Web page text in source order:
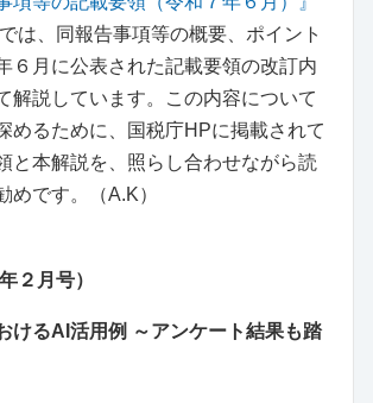
では、同報告事項等の概要、ポイント
６月に公表された記載要領の改訂内
解説しています。この内容について
めるために、国税庁HPに掲載されて
と本解説を、照らし合わせながら読
めです。（A.K）
２月号）
けるAI活用例 ～アンケート結果も踏